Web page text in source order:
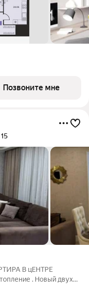
Позвоните мне
В цЕНТРЕ
. Новый двух